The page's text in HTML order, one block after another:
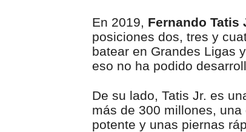
En 2019, Fernando Tatis
posiciones dos, tres y
batear en Grandes Ligas
eso no ha podido
De su lado, Tatis Jr. es
más de 300 millones,
potente y unas piernas